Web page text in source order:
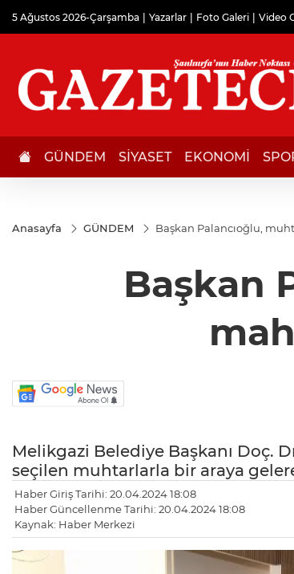
5 Ağustos 2026-Çarşamba Yazarlar Foto Galeri Video
GÜNDEM SİYASET EKONOMİ
Anasayfa GÜNDEM Başkan Palancıoğlu,
Başkan
Melikgazi Belediye Başkanı Doç.
seçilen muhtarlarla bir araya
Haber Giriş Tarihi: 20.04.2024 18:08
Haber Güncellenme Tarihi: 20.04.2024 18:08
Kaynak: Haber Merkezi